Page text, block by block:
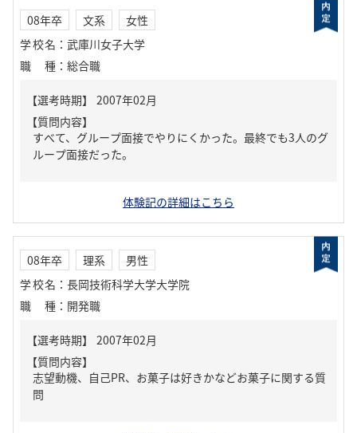
08年卒 文系
女性
学校名 ： 武庫川女子大学
職種 ： 総合職
【質問内容】
すべて、グループ面接でやりにくかった。最終でも3人のグ
ループ面接だった。
体験記の詳細はこちら
08年卒 理系
男性
学校名 ： 長岡技術科学大学大学院
職種 ： 開発職
【質問内容】
志望動機、自己PR、お菓子は好きかなどお菓子に関する質
問